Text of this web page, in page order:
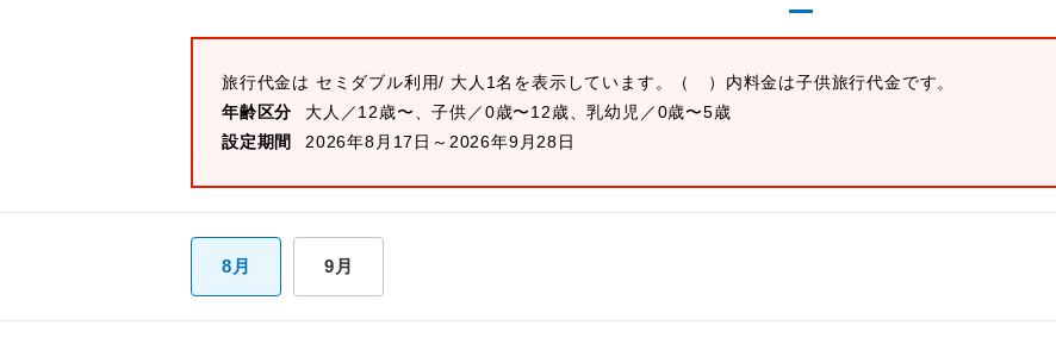
旅行代金は セミダブル利用/ 大人1名を表示しています。
（ ）内料金は子供旅行代金です。
年齢区分
大人／12歳〜、子供／0歳〜12歳、乳幼児／0歳〜5歳
設定期間
2026年8月17日～2026年9月28日
8月 9月